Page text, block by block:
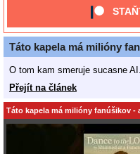
Táto kapela má milióny
O tom kam smeruje sucasne AI.
Přejít na článek
Táto kapela má milióny fanúšikov -